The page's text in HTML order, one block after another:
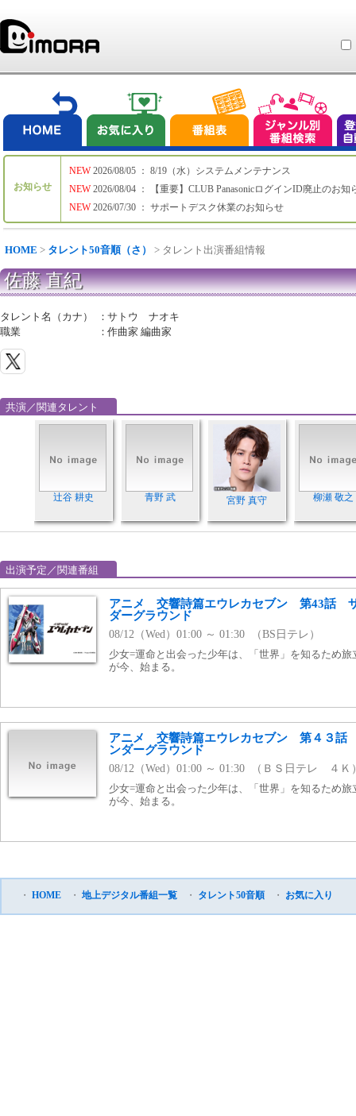
お知らせ
NEW
NEW
NEW
2026/08/05 ： 8/19（水）システムメンテナンス
2026/08/04 ： 【重要】CLUB PanasonicログインID廃止のお知
2026/07/30 ： サポートデスク休業のお知らせ
HOME > タレント50音順（さ） > タレント出演番組情報
佐藤 直紀
タレント名（カナ） ：サトウ ナオキ
職業
：作曲家 編曲家
共演／関連タレント
辻谷 耕史 青野 武 宮野 真守 柳瀬 敬之
出演予定／関連番組
アニメ 交響詩篇エウレカセブン 第43話
ダーグラウンド
08/12（Wed）01:00 ～ 01:30 （BS日テレ）
少女=運命と出会った少年は、「世界」を知るため
が今、始まる。
アニメ 交響詩篇エウレカセブン 第４３話
ンダーグラウンド
08/12（Wed）01:00 ～ 01:30 （ＢＳ日テレ ４Ｋ
少女=運命と出会った少年は、「世界」を知るため
が今、始まる。
・ HOME ・ 地上デジタル番組一覧 ・ タレント50音順 ・ お気に入り